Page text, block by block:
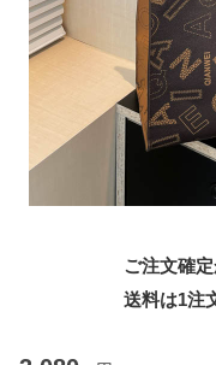
ご注文確
送料は1注